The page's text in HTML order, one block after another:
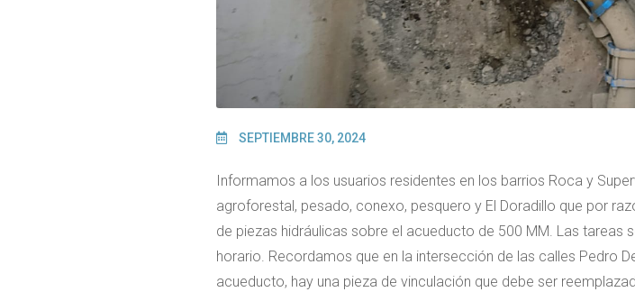
SEPTIEMBRE 30, 2024
Informamos a los usuarios residentes en los barrios Roca y
agroforestal, pesado, conexo, pesquero y El Doradillo que por
de piezas hidráulicas sobre el acueducto de 500 MM. Las tareas
horario. Recordamos que en la intersección de las calles Pedro
acueducto, hay una pieza de vinculación que debe ser